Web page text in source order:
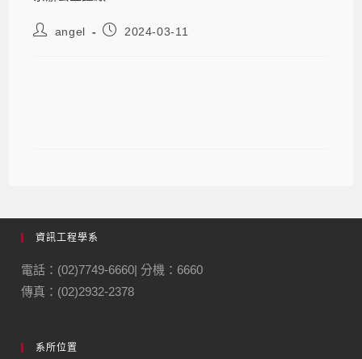
angel 2024-03-11
資訊工程學系
電話：(02)7749-6660| 分機：6660
傳真：(02)2932-2378
系所位置